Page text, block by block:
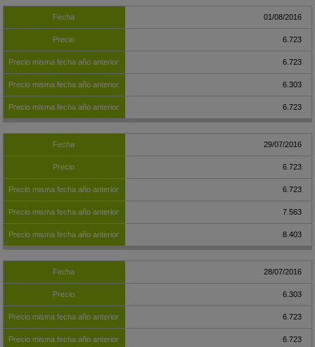
01/08/2016
6.723
6.723
6.303
6.723
29/07/2016
6.723
6.723
7.563
8.403
28/07/2016
6.303
6.723
6.723